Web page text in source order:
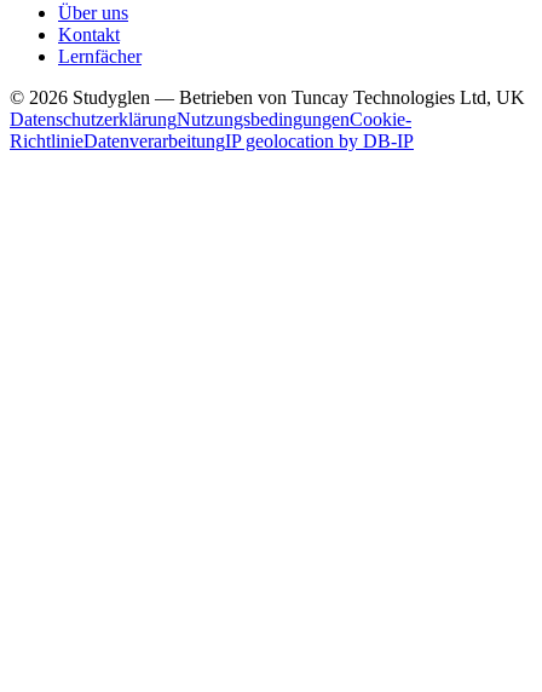
Über uns
Kontakt
Lernfächer
© 2026 Studyglen — Betrieben von Tuncay Technologies Ltd, UK
DatenschutzerklärungNutzungsbedingungenCookie-
RichtlinieDatenverarbeitungIP geolocation by DB-IP